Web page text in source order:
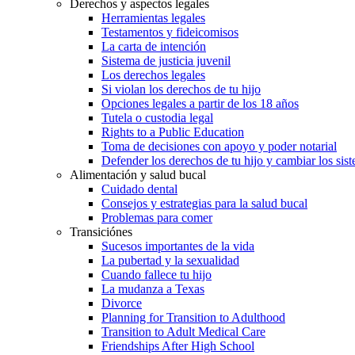
Derechos y aspectos legales
Herramientas legales
Testamentos y fideicomisos
La carta de intención
Sistema de justicia juvenil
Los derechos legales
Si violan los derechos de tu hijo
Opciones legales a partir de los 18 años
Tutela o custodia legal
Rights to a Public Education
Toma de decisiones con apoyo y poder notarial
Defender los derechos de tu hijo y cambiar los
Alimentación y salud bucal
Cuidado dental
Consejos y estrategias para la salud bucal
Problemas para comer
Transiciónes
Sucesos importantes de la vida
La pubertad y la sexualidad
Cuando fallece tu hijo
La mudanza a Texas
Divorce
Planning for Transition to Adulthood
Transition to Adult Medical Care
Friendships After High School